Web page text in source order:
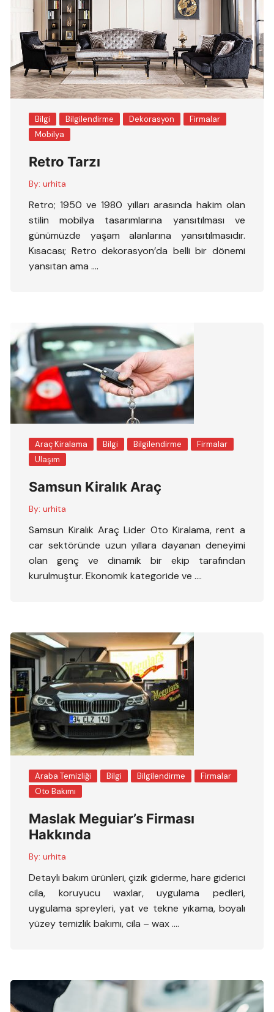
Bilgi Bilgilendirme Dekorasyon
Firmalar
Mobilya
Retro Tarzı
By: urhita
Retro; 1950 ve 1980 yılları arasında hakim olan
stilin mobilya tasarımlarına yansıtılması ve
günümüzde yaşam alanlarına yansıtılmasıdır.
Kısacası; Retro dekorasyon’da belli bir dönemi
yansıtan ama ….
Araç Kiralama Bilgi Bilgilendirme
Firmalar
Ulaşım
Samsun Kiralık Araç
By: urhita
Samsun Kiralık Araç Lider Oto Kiralama, rent a
car sektöründe uzun yıllara dayanan deneyimi
olan genç ve dinamik bir ekip tarafından
kurulmuştur. Ekonomik kategoride ve ….
Araba Temizliği Bilgi Bilgilendirme
Firmalar
Oto Bakımı
Maslak Meguiar’s Firması
Hakkında
By: urhita
Detaylı bakım ürünleri, çizik giderme, hare giderici
cila, koruyucu waxlar, uygulama pedleri,
uygulama spreyleri, yat ve tekne yıkama, boyalı
yüzey temizlik bakımı, cila – wax ….